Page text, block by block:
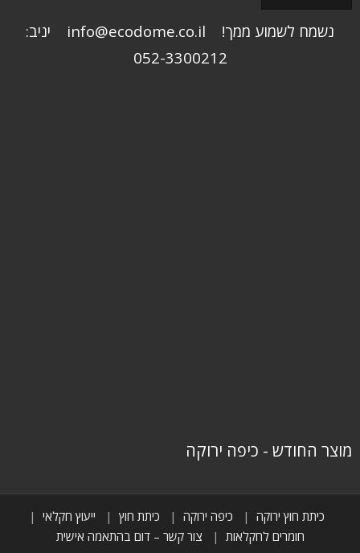
נשמח לשמוע ממך! info@ecodome.co.il יניב:
052-3300212
מוצר החודש - כיפה ירוקה
כיתת חוץ ירוקה כיפה ירוקה כיתת חוץ
ייעוץ חקלאי
חומרים לחקלאות
צור קשר – דום בהתאמה אישית